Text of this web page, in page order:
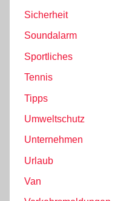
Sicherheit
Soundalarm
Sportliches
Tennis
Tipps
Umweltschutz
Unternehmen
Urlaub
Van